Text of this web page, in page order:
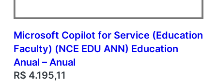
Microsoft Copilot for Service (Education
Faculty) (NCE EDU ANN) Education
Anual – Anual
R$ 4.195,11